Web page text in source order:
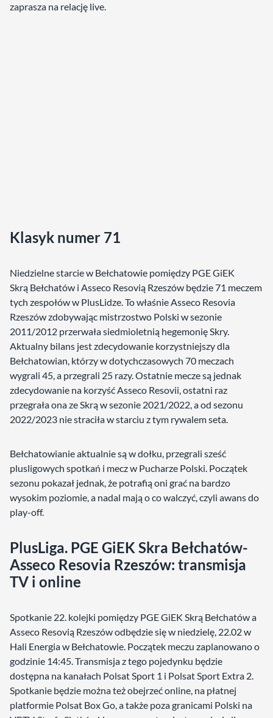
zaprasza na relację live.
Klasyk numer 71
Niedzielne starcie w Bełchatowie pomiędzy PGE GiEK
Skrą Bełchatów i Asseco Resovią Rzeszów będzie 71 meczem
tych zespołów w PlusLidze. To właśnie Asseco Resovia
Rzeszów zdobywając mistrzostwo Polski w sezonie
2011/2012 przerwała siedmioletnią hegemonię Skry.
Aktualny bilans jest zdecydowanie korzystniejszy dla
Bełchatowian, którzy w dotychczasowych 70 meczach
wygrali 45, a przegrali 25 razy. Ostatnie mecze są jednak
zdecydowanie na korzyść Asseco Resovii, ostatni raz
przegrała ona ze Skrą w sezonie 2021/2022, a od sezonu
2022/2023 nie straciła w starciu z tym rywalem seta.
Bełchatowianie aktualnie są w dołku, przegrali sześć
plusligowych spotkań i mecz w Pucharze Polski. Początek
sezonu pokazał jednak, że potrafią oni grać na bardzo
wysokim poziomie, a nadal mają o co walczyć, czyli awans do
play-off.
PlusLiga. PGE GiEK Skra Bełchatów-
Asseco Resovia Rzeszów: transmisja
TV i online
Spotkanie 22. kolejki pomiędzy PGE GiEK Skrą Bełchatów a
Asseco Resovią Rzeszów odbędzie się w niedzielę, 22.02 w
Hali Energia w Bełchatowie. Początek meczu zaplanowano o
godzinie 14:45. Transmisja z tego pojedynku będzie
dostępna na kanałach Polsat Sport 1 i Polsat Sport Extra 2.
Spotkanie będzie można też obejrzeć online, na płatnej
platformie Polsat Box Go, a także poza granicami Polski na